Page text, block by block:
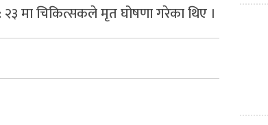
मा चिकित्सकले मृत घोषणा गरेका थिए ।